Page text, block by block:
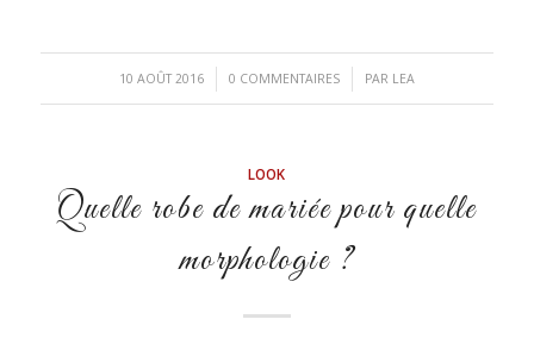
10 AOÛT 2016
/ 0 COMMENTAIRES
/ PAR LEA
LOOK
Quelle robe de mariée pour quelle
morphologie ?